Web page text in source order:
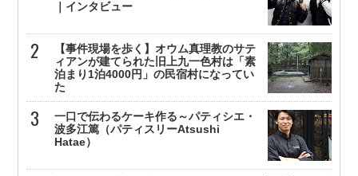
｜インタビュー
【事件現場を歩く】オウム真理教のサテ
ィアンが建てられた旧上九一色村は「素
泊まり1泊4000円」の民宿村になってい
た
一口で伝わるケーキ作る～パティシエ・
波多江篤（パティスリーAtsushi
Hatae）